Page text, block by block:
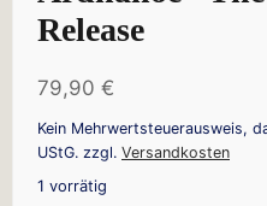
Release
79,90 €
Kein Mehrwertsteuerausweis,
UStG. zzgl. Versandkosten
1 vorrätig